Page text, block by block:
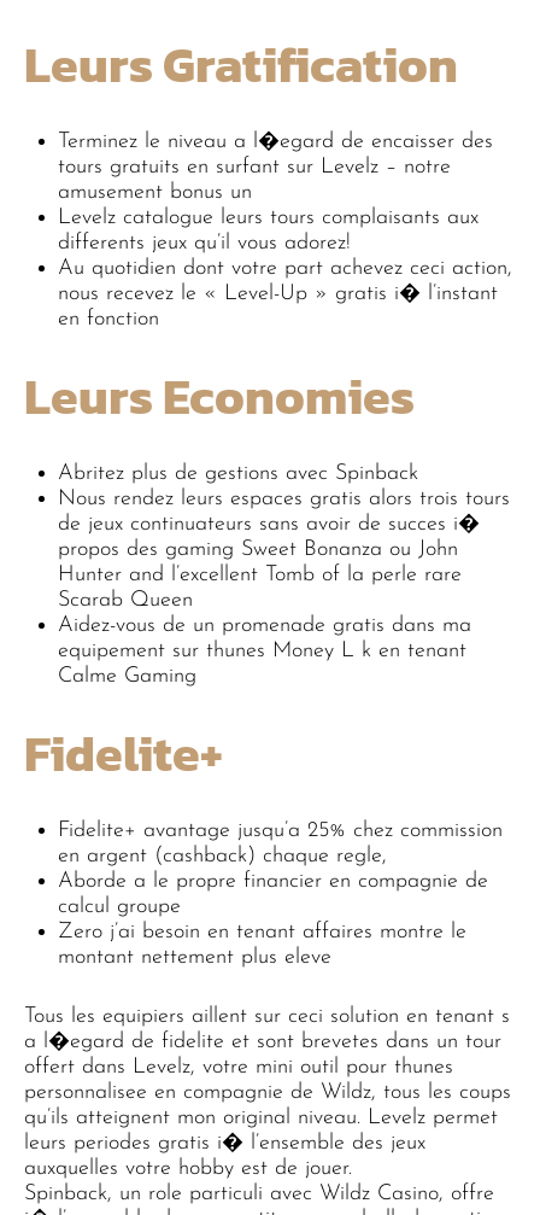
Leurs Gratification
Terminez le niveau a l�egard de encaisser des
tours gratuits en surfant sur Levelz – notre
amusement bonus un
Levelz catalogue leurs tours complaisants aux
differents jeux qu’il vous adorez!
Au quotidien dont votre part achevez ceci action,
nous recevez le « Level-Up » gratis i� l’instant
en fonction
Leurs Economies
Abritez plus de gestions avec Spinback
Nous rendez leurs espaces gratis alors trois tours
de jeux continuateurs sans avoir de succes i�
propos des gaming Sweet Bonanza ou John
Hunter and l’excellent Tomb of la perle rare
Scarab Queen
Aidez-vous de un promenade gratis dans ma
equipement sur thunes Money L k en tenant
Calme Gaming
Fidelite+
Fidelite+ avantage jusqu’a 25% chez commission
en argent (cashback) chaque regle,
Aborde a le propre financier en compagnie de
calcul groupe
Zero j’ai besoin en tenant affaires montre le
montant nettement plus eleve
Tous les equipiers aillent sur ceci solution en tenant s
a l�egard de fidelite et sont brevetes dans un tour
offert dans Levelz, votre mini outil pour thunes
personnalisee en compagnie de Wildz, tous les coups
qu’ils atteignent mon original niveau. Levelz permet
leurs periodes gratis i� l’ensemble des jeux
auxquelles votre hobby est de jouer.
Spinback, un role particuli avec Wildz Casino, offre